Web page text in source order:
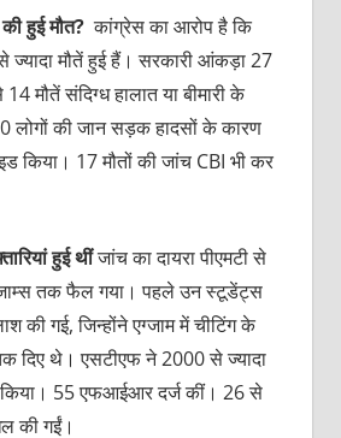
कीहुईमौत? कांग्रेस का आरोप है कि
ज्यादा मौतें हुई हैं। सरकारी आंकड़ा 27
मौतें संदिग्ध हालात या बीमारी के
लोगों की जान सड़क हादसों के कारण
किया। 17 मौतों की जांच CBI भी कर
हुई थींजांच का दायरा पीएमटी से
तक फैल गया। पहले उन स्टूडेंट्स
की गई, जिन्होंने एग्जाम में चीटिंग के
दिए थे। एसटीएफ ने 2000 से ज्यादा
किया। 55 एफआईआर दर्ज कीं। 26 से
की गईं।